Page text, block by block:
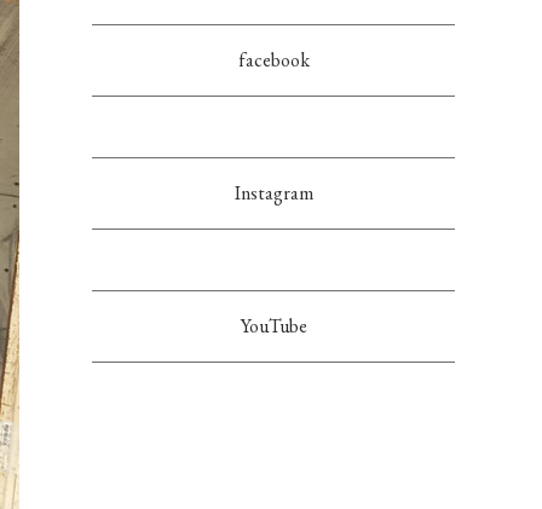
facebook
Instagram
YouTube